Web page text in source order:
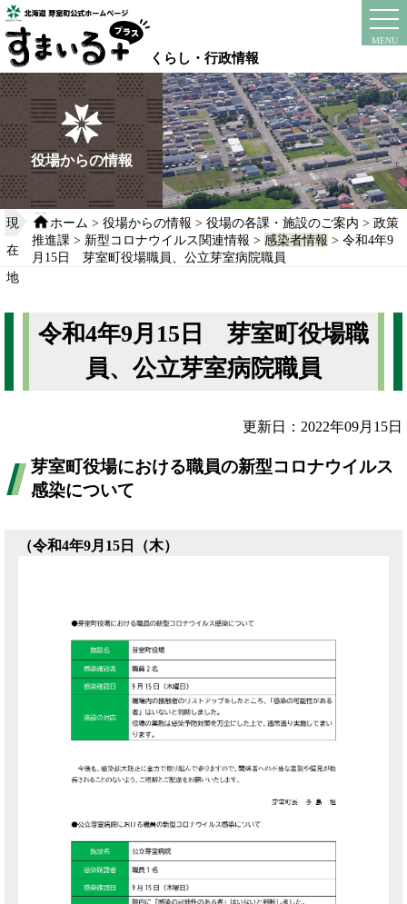
本
文
へ
移
動
る
くらし・行政情報
MENU
instagram
役場からの情報
現
在
地
ホーム > 役場からの情報 > 役場の各課・施設のご案内 > 政策
推進課 > 新型コロナウイルス関連情報 > 感染者情報 > 令和4年9
月15日 芽室町役場職員、公立芽室病院職員
令和4年9月15日 芽室町役場職
員、公立芽室病院職員
更新日：2022年09月15日
芽室町役場における職員の新型コロナウイルス
感染について
（令和4年9月15日（木）